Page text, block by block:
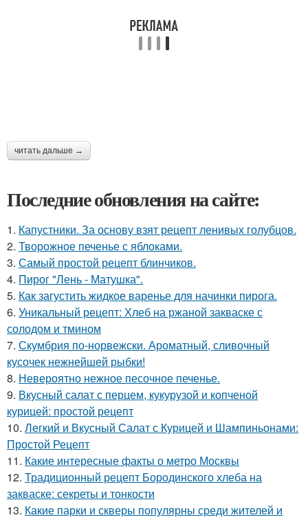
читать дальше →
Последние обновления на сайте:
1. Капустники. За основу взят рецепт ленивых голубцов.
2. Творожное печенье с яблоками.
3. Самый простой рецепт блинчиков.
4. Пирог "Лень - Матушка".
5. Как загустить жидкое варенье для начинки пирога.
6. Уникальный рецепт: Хлеб на ржаной закваске с
солодом и тмином
7. Скумбрия по-норвежски. Ароматный, сливочный
кусочек нежнейшей рыбки!
8. Невероятно нежное песочное печенье.
9. Вкусный салат с перцем, кукурузой и копченой
курицей: простой рецепт
10. Легкий и Вкусный Салат с Курицей и Шампиньонами:
Простой Рецепт
11. Какие интересные факты о метро Москвы
12. Традиционный рецепт Бородинского хлеба на
закваске: секреты и тонкости
13. Какие парки и скверы популярны среди жителей и